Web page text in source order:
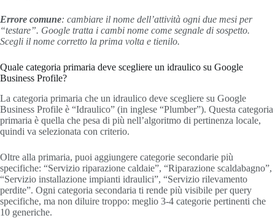
Errore comune: cambiare il nome dell’attività ogni due mesi per
“testare”. Google tratta i cambi nome come segnale di sospetto.
Scegli il nome corretto la prima volta e tienilo.
Quale categoria primaria deve scegliere un idraulico su Google
Business Profile?
La categoria primaria che un idraulico deve scegliere su Google
Business Profile è “Idraulico” (in inglese “Plumber”). Questa categoria
primaria è quella che pesa di più nell’algoritmo di pertinenza locale,
quindi va selezionata con criterio.
Oltre alla primaria, puoi aggiungere categorie secondarie più
specifiche: “Servizio riparazione caldaie”, “Riparazione scaldabagno”,
“Servizio installazione impianti idraulici”, “Servizio rilevamento
perdite”. Ogni categoria secondaria ti rende più visibile per query
specifiche, ma non diluire troppo: meglio 3-4 categorie pertinenti che
10 generiche.